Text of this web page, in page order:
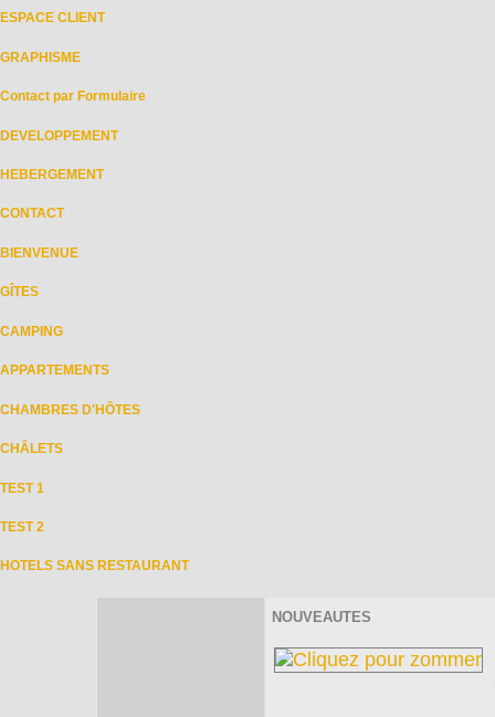
ESPACE CLIENT
GRAPHISME
Contact par Formulaire
DEVELOPPEMENT
HEBERGEMENT
CONTACT
BIENVENUE
GÎTES
CAMPING
APPARTEMENTS
CHAMBRES D'HÔTES
CHÂLETS
TEST 1
TEST 2
HOTELS SANS RESTAURANT
NOUVEAUTES